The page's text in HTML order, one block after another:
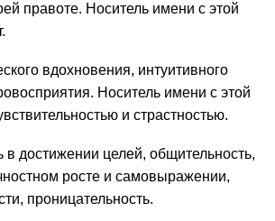
правоте. Носитель имени с этой
вдохновения, интуитивного
Носитель имени с этой
и страстностью.
в достижении целей, общительность,
росте и самовыражении,
проницательность.